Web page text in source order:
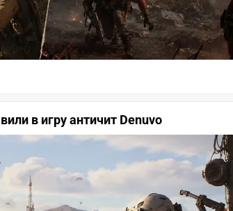
в игру античит Denuvo